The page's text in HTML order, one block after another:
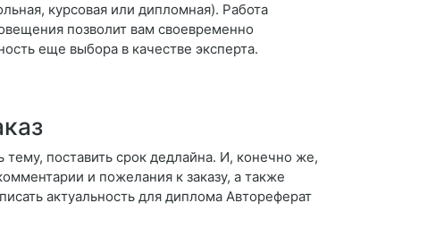
курсовая или дипломная). Работа
позволит вам своевременно
еще выбора в качестве эксперта.
тему, поставить срок дедлайна. И, конечно же,
и пожелания к заказу, а также
актуальность для диплома Автореферат